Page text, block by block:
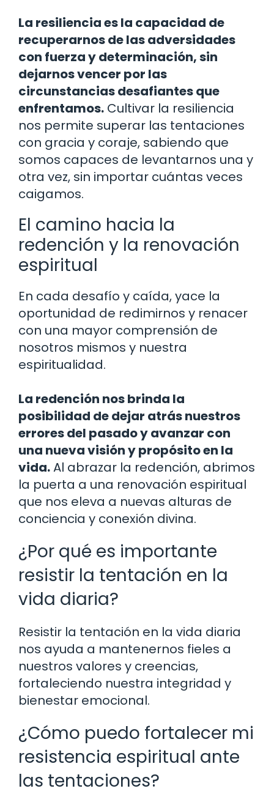
La resiliencia es la capacidad de
recuperarnos de las adversidades
con fuerza y determinación, sin
dejarnos vencer por las
circunstancias desafiantes que
enfrentamos. Cultivar la resiliencia
nos permite superar las tentaciones
con gracia y coraje, sabiendo que
somos capaces de levantarnos una y
otra vez, sin importar cuántas veces
caigamos.
El camino hacia la
redención y la renovación
espiritual
En cada desafío y caída, yace la
oportunidad de redimirnos y renacer
con una mayor comprensión de
nosotros mismos y nuestra
espiritualidad.
La redención nos brinda la
posibilidad de dejar atrás nuestros
errores del pasado y avanzar con
una nueva visión y propósito en la
vida.Al abrazar la redención, abrimos
la puerta a una renovación espiritual
que nos eleva a nuevas alturas de
conciencia y conexión divina.
¿Por qué es importante
resistir la tentación en la
vida diaria?
Resistir la tentación en la vida diaria
nos ayuda a mantenernos fieles a
nuestros valores y creencias,
fortaleciendo nuestra integridad y
bienestar emocional.
¿Cómo puedo fortalecer mi
resistencia espiritual ante
las tentaciones?